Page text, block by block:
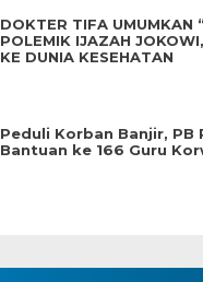
DOKTER TIFA UMUMKAN
POLEMIK IJAZAH
KE DUNIA KESEHATAN
Peduli Korban Banjir, PB
Bantuan ke 166 Guru